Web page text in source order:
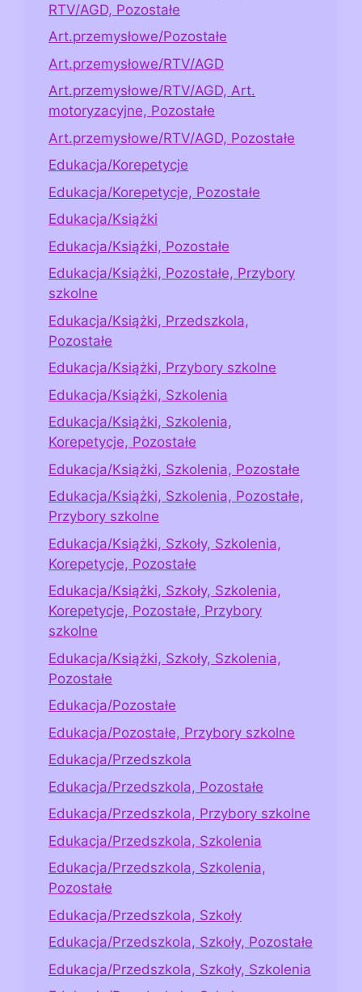
RTV/AGD, Pozostałe
Art.przemysłowe/Pozostałe
Art.przemysłowe/RTV/AGD
Art.przemysłowe/RTV/AGD, Art.
motoryzacyjne, Pozostałe
Art.przemysłowe/RTV/AGD, Pozostałe
Edukacja/Korepetycje
Edukacja/Korepetycje, Pozostałe
Edukacja/Książki
Edukacja/Książki, Pozostałe
Edukacja/Książki, Pozostałe, Przybory
szkolne
Edukacja/Książki, Przedszkola,
Pozostałe
Edukacja/Książki, Przybory szkolne
Edukacja/Książki, Szkolenia
Edukacja/Książki, Szkolenia,
Korepetycje, Pozostałe
Edukacja/Książki, Szkolenia, Pozostałe
Edukacja/Książki, Szkolenia, Pozostałe,
Przybory szkolne
Edukacja/Książki, Szkoły, Szkolenia,
Korepetycje, Pozostałe
Edukacja/Książki, Szkoły, Szkolenia,
Korepetycje, Pozostałe, Przybory
szkolne
Edukacja/Książki, Szkoły, Szkolenia,
Pozostałe
Edukacja/Pozostałe
Edukacja/Pozostałe, Przybory szkolne
Edukacja/Przedszkola
Edukacja/Przedszkola, Pozostałe
Edukacja/Przedszkola, Przybory szkolne
Edukacja/Przedszkola, Szkolenia
Edukacja/Przedszkola, Szkolenia,
Pozostałe
Edukacja/Przedszkola, Szkoły
Edukacja/Przedszkola, Szkoły, Pozostałe
Edukacja/Przedszkola, Szkoły, Szkolenia